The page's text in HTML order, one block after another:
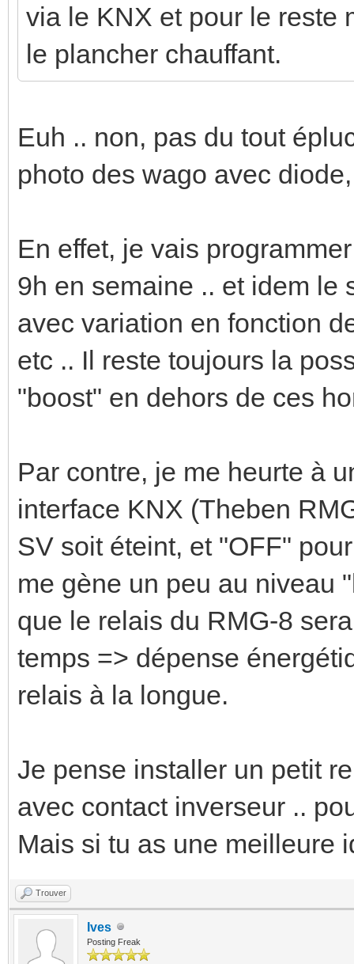
via le KNX et pour le reste
le plancher chauffant.
Euh .. non, pas du tout
photo des wago avec
En effet, je vais
9h en semaine .. et idem le
avec variation en fonction
etc .. Il reste toujours la
"boost" en dehors de ces
Par contre, je me heurte à
interface KNX (Theben
SV soit éteint, et "OFF"
me gène un peu au niveau
que le relais du RMG-8
temps => dépense
relais à la longue.
Je pense installer un petit
avec contact inverseur ..
Mais si tu as une meilleure
Trouver
Ives
Posting Freak